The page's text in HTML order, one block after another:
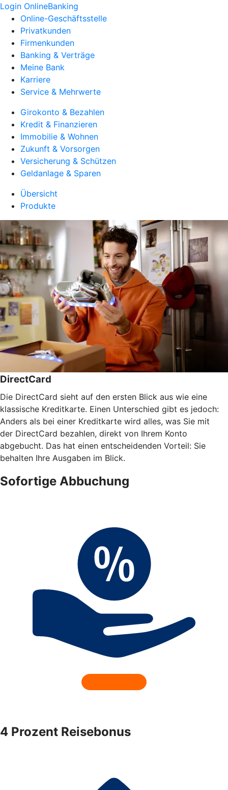
Login OnlineBanking
Online-Geschäftsstelle
Privatkunden
Firmenkunden
Banking & Verträge
Meine Bank
Karriere
Service & Mehrwerte
Girokonto & Bezahlen
Kredit & Finanzieren
Immobilie & Wohnen
Zukunft & Vorsorgen
Versicherung & Schützen
Geldanlage & Sparen
Übersicht
Produkte
DirectCard
Die DirectCard sieht auf den ersten Blick aus wie eine
klassische Kreditkarte. Einen Unterschied gibt es jedoch:
Anders als bei einer Kreditkarte wird alles, was Sie mit
der DirectCard bezahlen, direkt von Ihrem Konto
abgebucht. Das hat einen entscheidenden Vorteil: Sie
behalten Ihre Ausgaben im Blick.
Sofortige Abbuchung
4 Prozent Reisebonus